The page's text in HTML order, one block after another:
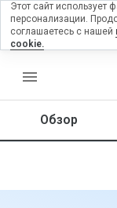
menu
Обзор
на
Как бы
этот
Этот сайт использует
персонализации.
соглашаетесь с нашей
cookie.